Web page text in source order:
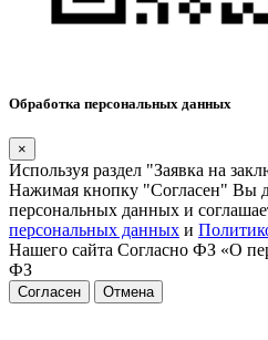
Обработка персональных данных
×
Используя раздел "Заявка на
Нажимая кнопку "Согласен" Вы
персональных данных и
персональных данных и
Нашего сайта Согласно ФЗ «О
ФЗ
Согласен Отмена